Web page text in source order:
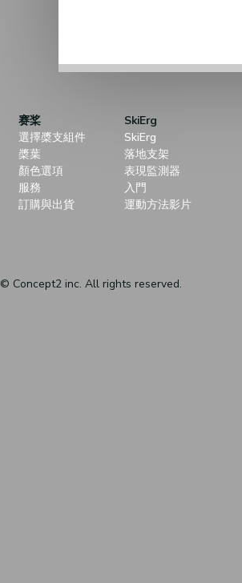
赛桨
選擇槳支組件
槳葉
顏色選項
服務
訂購與出貨
SkiErg
SkiErg
落地支架
表現監測器
入門
運動方法影片
© Concept2 inc. All rights reserved.